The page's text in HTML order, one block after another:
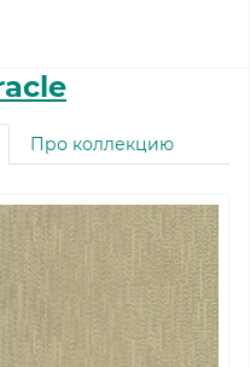
Про коллекцию